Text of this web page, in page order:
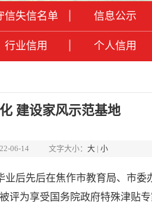
信失信名单 信息公示
行业信用 个人信用
建设家风示范基地
06-14 文字大小： 大| 小
先后在焦作市教育局、市委
评为享受国务院政府特殊津贴